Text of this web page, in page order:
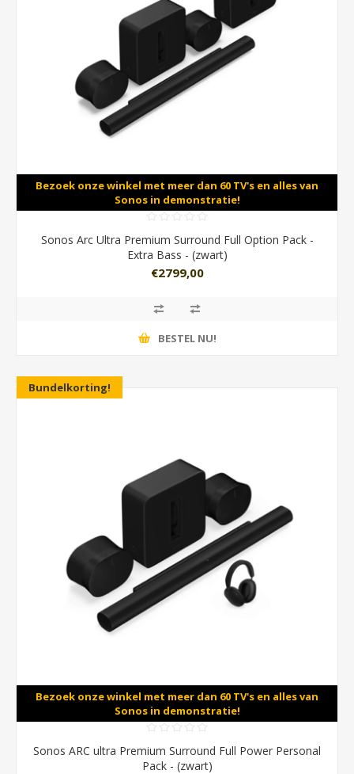
Bezoek onze winkel met meer dan 60 TV's en alles van
Sonos in demonstratie!
Sonos Arc Ultra Premium Surround Full Option Pack -
Extra Bass - (zwart)
€2799,00
BESTEL NU!
Bundelkorting!
Bezoek onze winkel met meer dan 60 TV's en alles van
Sonos in demonstratie!
Sonos ARC ultra Premium Surround Full Power Personal
Pack - (zwart)